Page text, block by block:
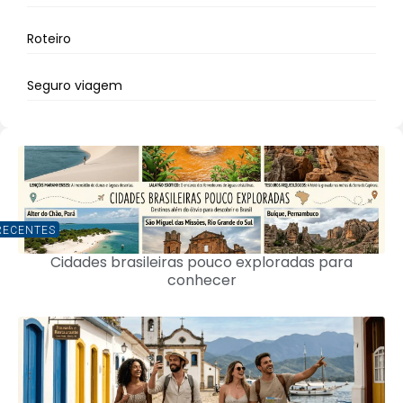
Roteiro
Seguro viagem
Cidades brasileiras pouco exploradas para
conhecer